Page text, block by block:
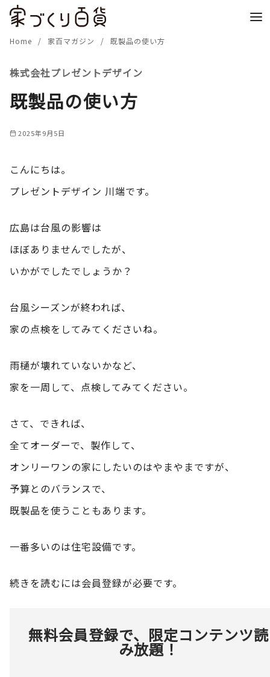
Home 家百マガジン 既製品の使い方
株式会社プレゼントデザイン
既製品の使い方
2025年9月5日
こんにちは。
プレゼントデザイン 川端です。
広島は台風の影響は
ほぼありませんでしたが、
いかがでしたでしょうか？
台風シーズンが終われば、
家の点検をしてみてくださいね。
雨樋が壊れていないかなど、
家を一周して、点検してみてください。
さて、できれば、
全てオーダーで、製作して、
オンリーワンの家にしたいのはやまやまですが、
予算とのバランスで、
既製品を使うこともあります。
一番多いのは住宅設備です。
続きを読むには会員登録が必要です。
無料会員登録で、限定コンテンツ読
み放題！